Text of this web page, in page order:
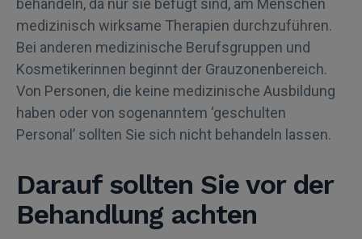
behandeln, da nur sie befugt sind, am Menschen
medizinisch wirksame Therapien durchzuführen.
Bei anderen medizinische Berufsgruppen und
Kosmetikerinnen beginnt der Grauzonenbereich.
Von Personen, die keine medizinische Ausbildung
haben oder von sogenanntem ‘geschulten
Personal’ sollten Sie sich nicht behandeln lassen.
Darauf sollten Sie vor der
Behandlung achten